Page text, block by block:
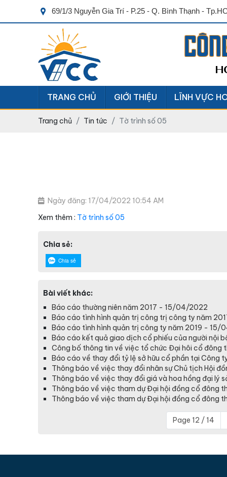
69/1/3 Nguyễn Gia Trí - P.25 - Q. Bình Thạnh -
TRANG CHỦ GIỚI THIỆU LĨNH VỰC
Trang chủ Tin tức Tờ trình số 05
Ngày đăng: 17/04/2022 10:54 AM
Xem thêm : Tờ trình số 05
Chia sẻ:
Chia sẻ
Bài viết khác:
Báo cáo thường niên năm 2017 - 15/04/2022
Báo cáo tình hình quản trị công trị công ty năm
Báo cáo tình hình quản trị công ty năm 2019 - 15/
Báo cáo kết quả giao dịch cổ phiếu của người nội
Công bố thông tin về việc tổ chức Đại hôi cổ
Báo cáo về thay đổi tỷ lệ sở hữu cổ phần tại Công
Thông báo về việc thay đổi nhân sự Chủ tịch Hội
Thông báo về việc thay đổi giá và hoa hồng đại lý
Thông báo về việc tham dự Đại hội đồng cổ đông
Thông báo về việc tham dự Đại hội đồng cổ đông
Page 12 / 14